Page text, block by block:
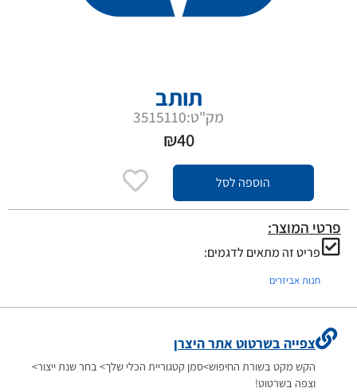
תותב
מק"ט:3515110
₪40
הוספה לסל
פרטי המוצר:
פריט זה מתאים לדגמים:
חנות אביזרים
צפייה בשרטוט אתר היצרן
הקש מקט בשורת החיפוש>סמן קטגוריית הכלי שלך> בחר שנת ייצור>
וצפה בשרטוט!